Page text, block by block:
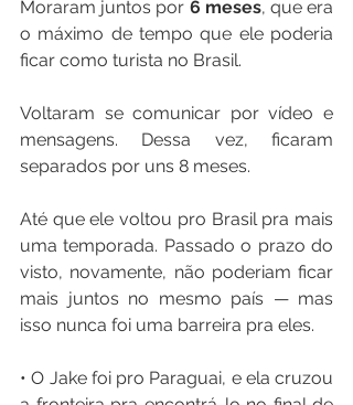
Moraram juntos por 6 meses, que era
o máximo de tempo que ele poderia
ficar como turista no Brasil.
Voltaram se comunicar por vídeo e
mensagens. Dessa vez, ficaram
separados por uns 8 meses.
Até que ele voltou pro Brasil pra mais
uma temporada. Passado o prazo do
visto, novamente, não poderiam ficar
mais juntos no mesmo país — mas
isso nunca foi uma barreira pra eles.
• O Jake foi pro Paraguai, e ela cruzou